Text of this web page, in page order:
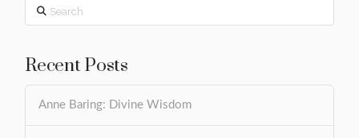
Search
Recent Posts
Anne Baring: Divine Wisdom